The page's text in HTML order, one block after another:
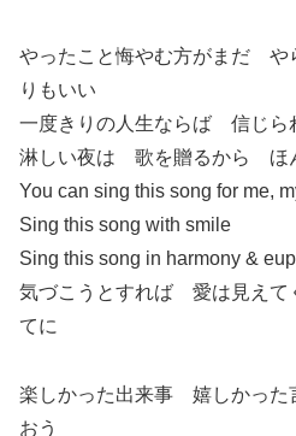
やったこと悔やむ方がまだ や
りもいい
一度きりの人生ならば 信じ
淋しい夜は 歌を贈るから ほ
You can sing this song for me,
Sing this song with smile
Sing this song in harmony &
気づこうとすれば 愛は見え
てに
楽しかった出来事 嬉しかっ
おう